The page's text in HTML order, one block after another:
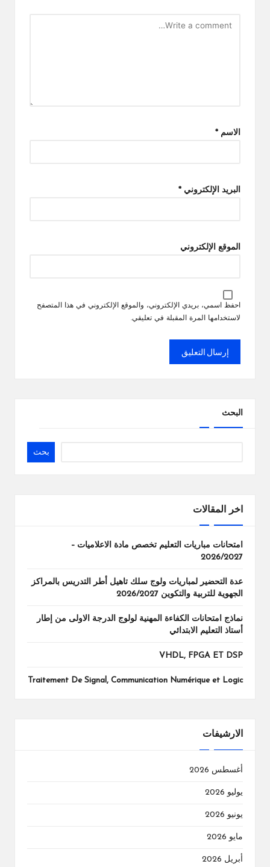
الاسم *
البريد الإلكتروني *
الموقع الإلكتروني
احفظ اسمي، بريدي الإلكتروني، والموقع الإلكتروني في هذا المتصفح
لاستخدامها المرة المقبلة في تعليقي.
البحث
بحث
اخر المقالات
امتحانات مباريات التعليم تخصص مادة الاعلاميات –
2026/2027
عدة التحضير لمباريات ولوج سلك تاهيل أطر التدريس بالمراكز
الجهوية للتربية والتكوين 2026/2027
نماذج امتحانات الكفاءة المهنية لولوج الدرجة الاولى من إطار
أستاذ التعليم الابتدائي
VHDL, FPGA ET DSP
Traitement De Signal, Communication Numérique et Logic
الارشيفات
أغسطس 2026
يوليو 2026
يونيو 2026
مايو 2026
أبريل 2026